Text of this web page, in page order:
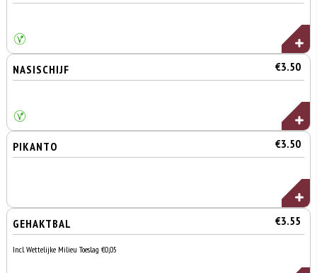
NASISCHIJF €3.50
PIKANTO €3.50
GEHAKTBAL €3.55
Incl. Wettelijke Milieu Toeslag €0,05